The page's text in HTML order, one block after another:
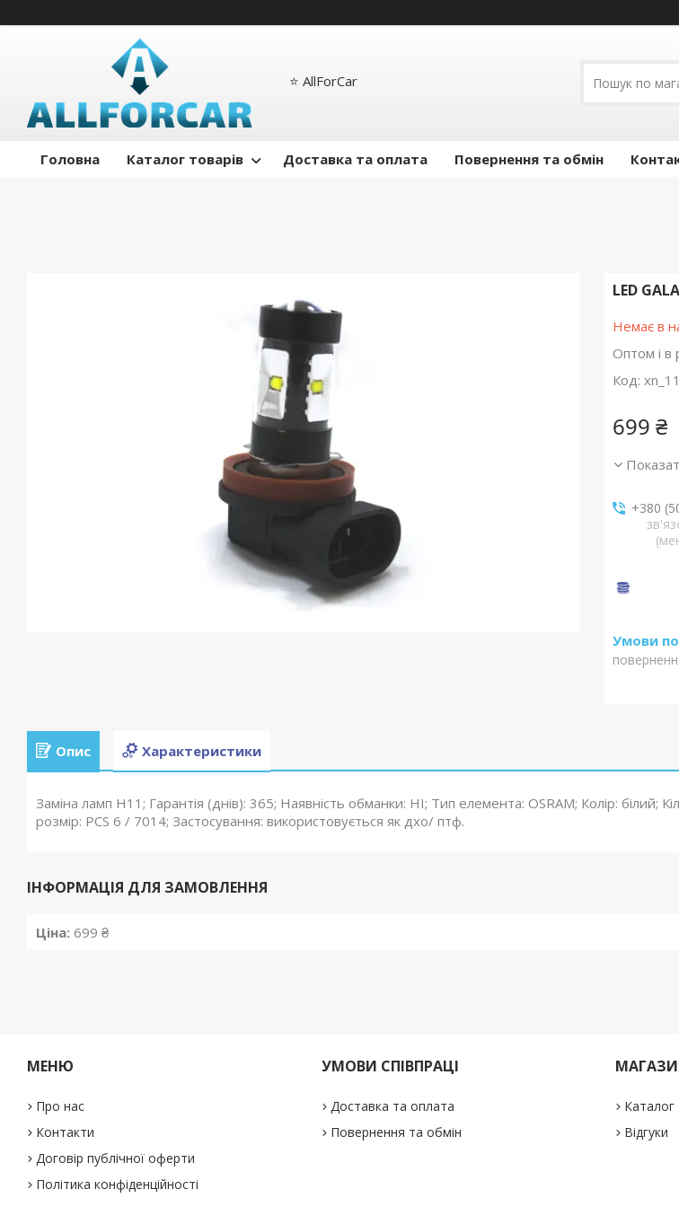
⭐️ AllForCar
Головна Каталог товарів Доставка та оплата Повернення та обмін
LED
Немає в
Оптом і в
Код:
699 ₴
+380
Опис Характеристики
Заміна ламп H11; Гарантія (днів): 365; Наявність обманки: НІ; Тип елемента: OSRAM; Колір: білий;
розмір: PCS 6 / 7014; Застосування: використовується як дхо/ птф.
ІНФОРМАЦІЯ ДЛЯ ЗАМОВЛЕННЯ
Ціна: 699 ₴
МЕНЮ
Про нас
Контакти
Договір публічної оферти
Політика конфіденційності
УМОВИ СПІВПРАЦІ
Доставка та оплата
Повернення та обмін
Каталог
Відгуки